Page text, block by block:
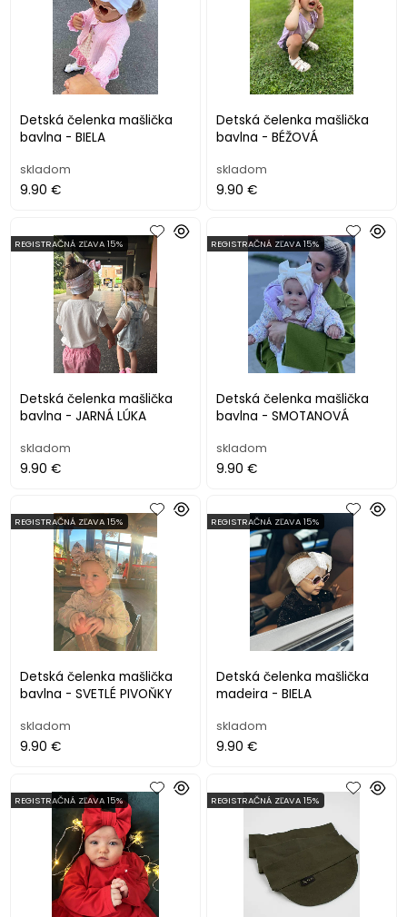
Detská čelenka mašlička
bavlna - BIELA
skladom
9.90 €
Detská čelenka mašlička
bavlna - BÉŽOVÁ
skladom
9.90 €
Detská čelenka mašlička
bavlna - JARNÁ LÚKA
REGISTRAČNÁ ZĽAVA 15%
skladom
9.90 €
Detská čelenka mašlička
bavlna - SMOTANOVÁ
REGISTRAČNÁ ZĽAVA 15%
skladom
9.90 €
Detská čelenka mašlička
bavlna - SVETLÉ PIVOŇKY
REGISTRAČNÁ ZĽAVA 15%
skladom
9.90 €
Detská čelenka mašlička
madeira - BIELA
REGISTRAČNÁ ZĽAVA 15%
skladom
9.90 €
REGISTRAČNÁ ZĽAVA 15% REGISTRAČNÁ ZĽAVA 15%